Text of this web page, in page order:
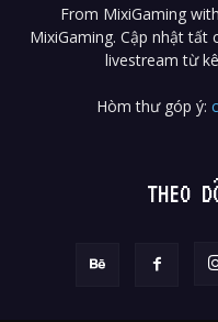
From MixiGaming
MixiGaming. Cập nhật tất
livestream từ
Hòm thư góp ý:
THEO